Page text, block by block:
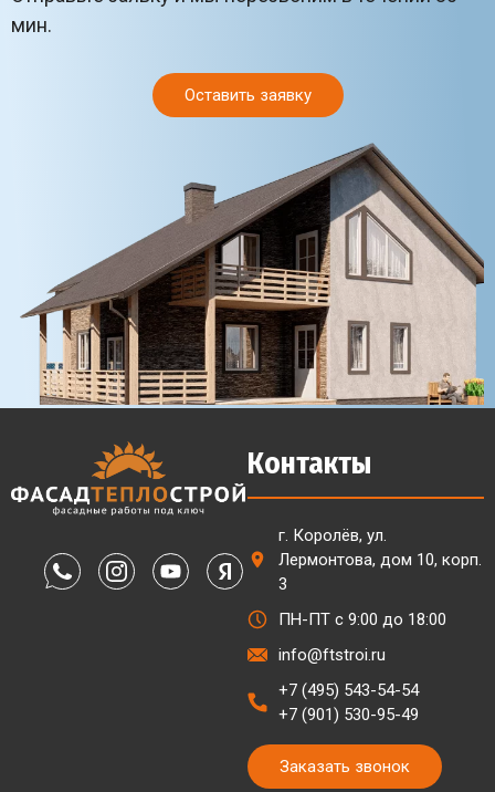
мин.
Оставить заявку
Контакты
г. Королёв, ул.
Лермонтова, дом 10, корп.
3
ПН-ПТ с 9:00 до 18:00
info@ftstroi.ru
+7 (495) 543-54-54
+7 (901) 530-95-49
Заказать звонок